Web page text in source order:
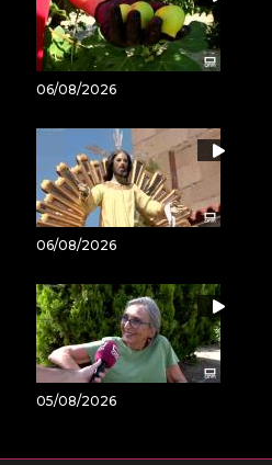
06/08/2026
06/08/2026
05/08/2026